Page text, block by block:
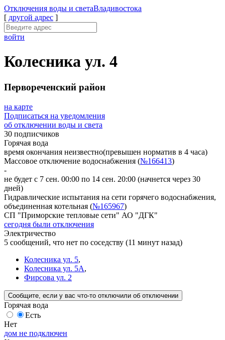
Отключения воды и светаВладивостока
[ другой адрес ]
войти
Колесника ул. 4
Первореченский район
на карте
Подписаться на уведомления
об отключении воды и света
30 подписчиков
Горячая вода
время окончания неизвестно(превышен норматив в 4 часа)
Массовое отключение водоснабжения (№166413)
-
не будет с 7 сен. 00:00 по 14 сен. 20:00 (начнется через 30
дней)
Гидравлические испытания на сети горячего водоснабжения,
объединенная котельная (№165967)
СП "Приморские тепловые сети" АО "ДГК"
сегодня были отключения
Электричество
5 сообщений, что нет по соседству (11 минут назад)
Колесника ул. 5,
Колесника ул. 5А,
Фирсова ул. 2
Сообщите , если у вас что-то отключили об отключении
Горячая вода
Есть
Нет
дом не подключен